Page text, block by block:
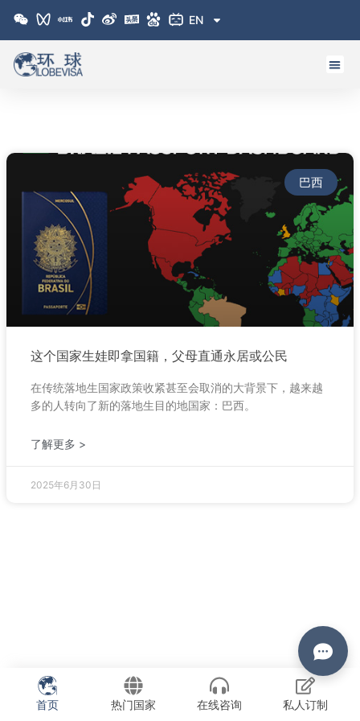
EN
巴西
这个国家生娃即拿国籍，父母直通永居或公民
在传统落地生国家政策收紧甚至会取消的大背景下，越来越
多的人转向了新的落地生目的地国家：巴西。
了解更多 >
2025年6月30日
首页 热门国家 在线咨询 私人订制